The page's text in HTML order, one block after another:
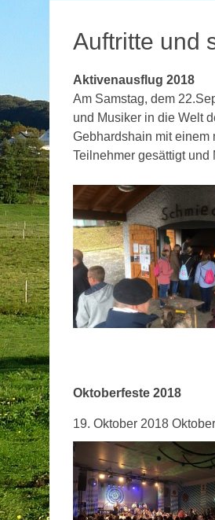
Auftritte und
Aktivenausflug 2018
Am Samstag, dem
und Musiker in die Welt
Gebhardshain mit einem
Teilnehmer gesättigt und
Oktoberfeste 2018
19. Oktober 2018